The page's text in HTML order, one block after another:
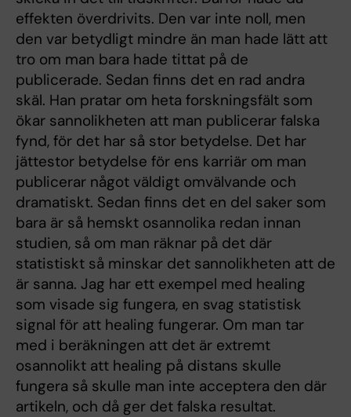
effekten överdrivits. Den var inte noll, men
den var betydligt mindre än man hade lätt att
tro om man bara hade tittat på de
publicerade. Sedan finns det en rad andra
skäl. Han pratar om heta forskningsfält som
ökar sannolikheten att man publicerar falska
fynd, för det har så stor betydelse. Det har
jättestor betydelse för ens karriär om man
publicerar något väldigt omvälvande och
dramatiskt. Sedan finns det en del saker som
bara är så hemskt osannolika redan innan
studien, så om man räknar på det där
statistiskt så minskar det sannolikheten att de
är sanna. Jag har ett exempel med healing
som visade sig fungera, en svag statistisk
signal för att healing fungerar. Om man tar
med i beräkningen att det är extremt
osannolikt att healing på distans skulle
fungera så skulle man inte acceptera den där
artikeln, och då ger det falska resultat.